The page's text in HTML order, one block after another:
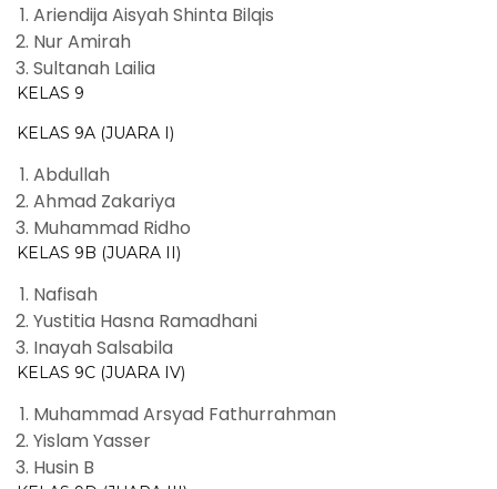
Ariendija Aisyah Shinta Bilqis
Nur Amirah
Sultanah Lailia
KELAS 9
KELAS 9A (JUARA I)
Abdullah
Ahmad Zakariya
Muhammad Ridho
KELAS 9B (JUARA II)
Nafisah
Yustitia Hasna Ramadhani
Inayah Salsabila
KELAS 9C (JUARA IV)
Muhammad Arsyad Fathurrahman
Yislam Yasser
Husin B